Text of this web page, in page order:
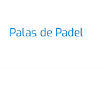
Palas de Padel